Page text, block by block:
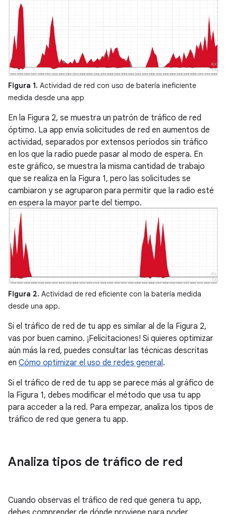
Figura 1. Actividad de red con uso de batería ineficiente
medida desde una app
En la Figura 2, se muestra un patrón de tráfico de red
óptimo. La app envía solicitudes de red en aumentos de
actividad, separados por extensos períodos sin tráfico
en los que la radio puede pasar al modo de espera. En
este gráfico, se muestra la misma cantidad de trabajo
que se realiza en la Figura 1, pero las solicitudes se
cambiaron y se agruparon para permitir que la radio esté
en espera la mayor parte del tiempo.
Figura 2. Actividad de red eficiente con la batería medida
desde una app.
Si el tráfico de red de tu app es similar al de la Figura 2,
vas por buen camino. ¡Felicitaciones! Si quieres optimizar
aún más la red, puedes consultar las técnicas descritas
en Cómo optimizar el uso de redes general.
Si el tráfico de red de tu app se parece más al gráfico de
la Figura 1, debes modificar el método que usa tu app
para acceder a la red. Para empezar, analiza los tipos de
tráfico de red que genera tu app.
Analiza tipos de tráfico de red
Cuando observas el tráfico de red que genera tu app,